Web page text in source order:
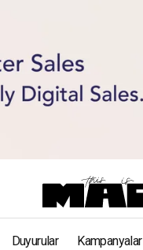
Duyurular Kampanyalar